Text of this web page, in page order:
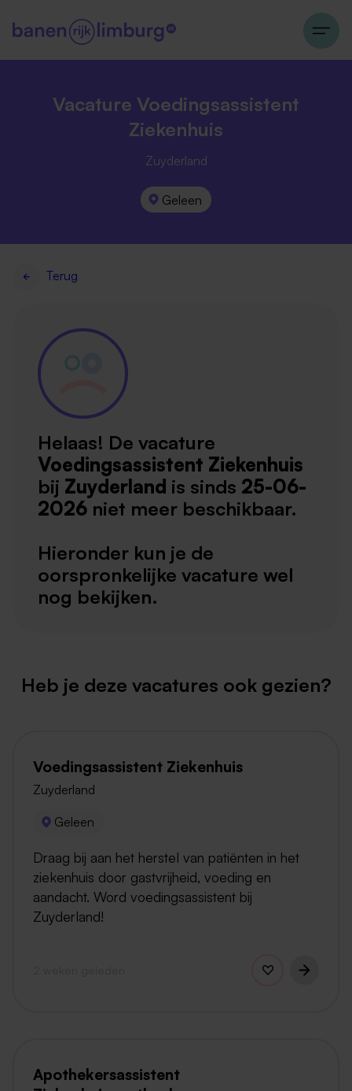
Vacature Voedingsassistent
Ziekenhuis
Zuyderland
Geleen
Terug
Helaas! De vacature
Voedingsassistent Ziekenhuis
bij Zuyderland is sinds 25-06-
2026 niet meer beschikbaar.
Hieronder kun je de
oorspronkelijke vacature wel
nog bekijken.
Heb je deze vacatures ook gezien?
Voedingsassistent Ziekenhuis
Zuyderland
Geleen
Draag bij aan het herstel van patiënten in het
ziekenhuis door gastvrijheid, voeding en
aandacht. Word voedingsassistent bij
Zuyderland!
Apothekersassistent